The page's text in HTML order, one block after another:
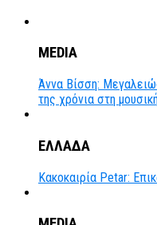
MEDIA
Άννα Βίσση:
της χρόνια στη
ΕΛΛΑΔΑ
Κακοκαιρία Petar: